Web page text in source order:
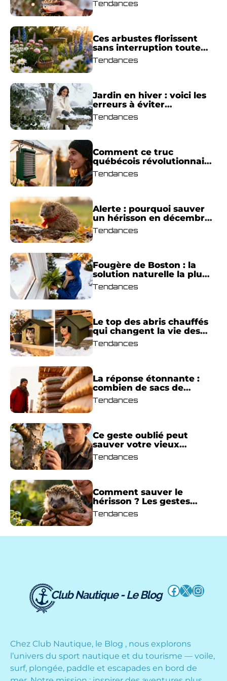
changent tout
Tendances
Ces arbustes florissent
sans interruption toute
l’année : le secret d’un
jardin éclatant même en
Tendances
Jardin en hiver : voici les
erreurs à éviter
absolument pour ne pas
tout perdre
Tendances
Comment ce truc
québécois révolutionnaire
protège votre serre du
gel, même par grand froid
Tendances
Alerte : pourquoi sauver
un hérisson en décembre
peut lui coûter la vie
selon les spécialistes
Tendances
Fougère de Boston : la
solution naturelle la plus
efficace contre l’humidité
cet hiver ?
Tendances
Le top des abris chauffés
qui changent la vie des
chats en hiver : mon
guide pour enfin choisir la
Tendances
La réponse étonnante :
combien de sacs de
granulés faut-il vraiment
pour être au chaud tout
Tendances
Ce geste oublié peut
sauver votre vieux
pommier et multiplier
votre récolte : la magie
Tendances
Comment sauver le
hérisson ? Les gestes
essentiels pour protéger
ce précieux allié du jardin
Tendances
Facebook
X
Chez Club Nautique, le Blog , nous explorons
l’univers du sport nautique et du tourisme — voile,
surf, plongée, paddle et escapades en bord de